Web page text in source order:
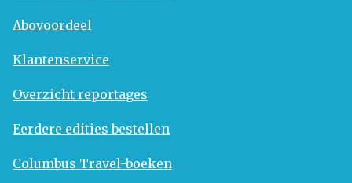
Abovoordeel
Klantenservice
Overzicht reportages
Eerdere edities bestellen
Columbus Travel-boeken